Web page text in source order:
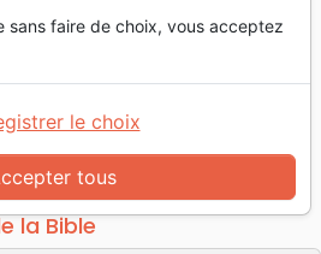
- ebook
EAN9782826001003
la Bible
sans faire de choix, vous acceptez
tous
le choix